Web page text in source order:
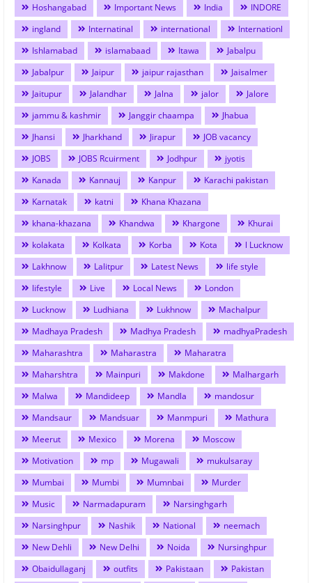
Hoshangabad
Important News India
INDORE
ingland
Internatinal international
Internationl
Ishlamabad
islamabaad Itawa
Jabalpu
Jabalpur
Jaipur jaipur rajasthan
Jaisalmer
Jaitupur
Jalandhar Jalna jalor
Jalore
jammu & kashmir
Janggir chaampa
Jhabua
Jhansi
Jharkhand Jirapur
JOB vacancy
JOBS
JOBS Rcuirment Jodhpur
jyotis
Kanada
Kannauj Kanpur
Karachi pakistan
Karnatak
katni
Khana Khazana
khana-khazana
Khandwa Khargone
Khurai
kolakata
Kolkata Korba Kota
l Lucknow
Lakhnow
Lalitpur Latest News
life style
lifestyle
Live Local News
London
Lucknow
Ludhiana Lukhnow
Machalpur
Madhaya Pradesh
Madhya Pradesh
madhyaPradesh
Maharashtra
Maharastra
Maharatra
Maharshtra
Mainpuri Makdone
Malhargarh
Malwa
Mandideep Mandla
mandosur
Mandsaur
Mandsuar Manmpuri
Mathura
Meerut
Mexico Morena
Moscow
Motivation
mp Mugawali
mukulsaray
Mumbai
Mumbi Mumnbai
Murder
Music
Narmadapuram
Narsinghgarh
Narsinghpur
Nashik National
neemach
New Dehli
New Delhi Noida
Nursinghpur
Obaidullaganj
outfits Pakistaan
Pakistan